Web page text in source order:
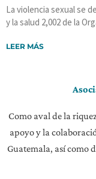
La violencia sexual se
y la salud 2,002 de la
LEER MÁS
Como aval de la
apoyo y la
Guatemala, así como